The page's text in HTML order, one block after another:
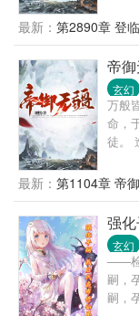
你两
姑
姑娘
腹黑
最新： 第2890章 登
帝
玄幻
万般
命，
徒。
改命
最新： 第1104章 帝
强
玄幻
——检
嗣，
嗣，